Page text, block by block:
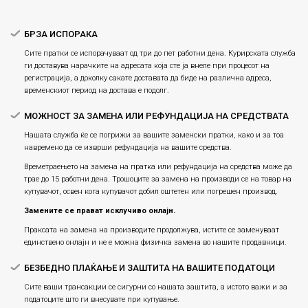
БРЗА ИСПОРАКА
Сите пратки се испорачуваат од три до пет работни дена. Курирската служба
ги доставува нарачките на адресата која сте ја внеле при процесот на
регистрација, а доколку сакате доставата да биде на различна адреса,
временскиот период на достава е подолг.
МОЖНОСТ ЗА ЗАМЕНА ИЛИ РЕФУНДАЦИЈА НА СРЕДСТВАТА
Нашата служба ќе се погрижи за вашите заменски пратки, како и за тоа
навремено да се изврши рефундација на вашите средства.
Времетраењето на замена на пратка или рефундацијa на средства може да
трае до 15 работни дена. Трошоците за замена на производи се на товар на
купувачот, освен кога купувачот добил оштетен или погрешен производ.
Замените се прават исклучиво онлајн.
Праксата на замена на производите продолжува, истите се заменуваат
единствено онлајн и не е можна физичка замена во нашите продавници.
БЕЗБЕДНО ПЛАЌАЊЕ И ЗАШТИТА НА ВАШИТЕ ПОДАТОЦИ
Сите ваши трансакции се сигурни со нашата заштита, а истото важи и за
податоците што ги внесувате при купување.